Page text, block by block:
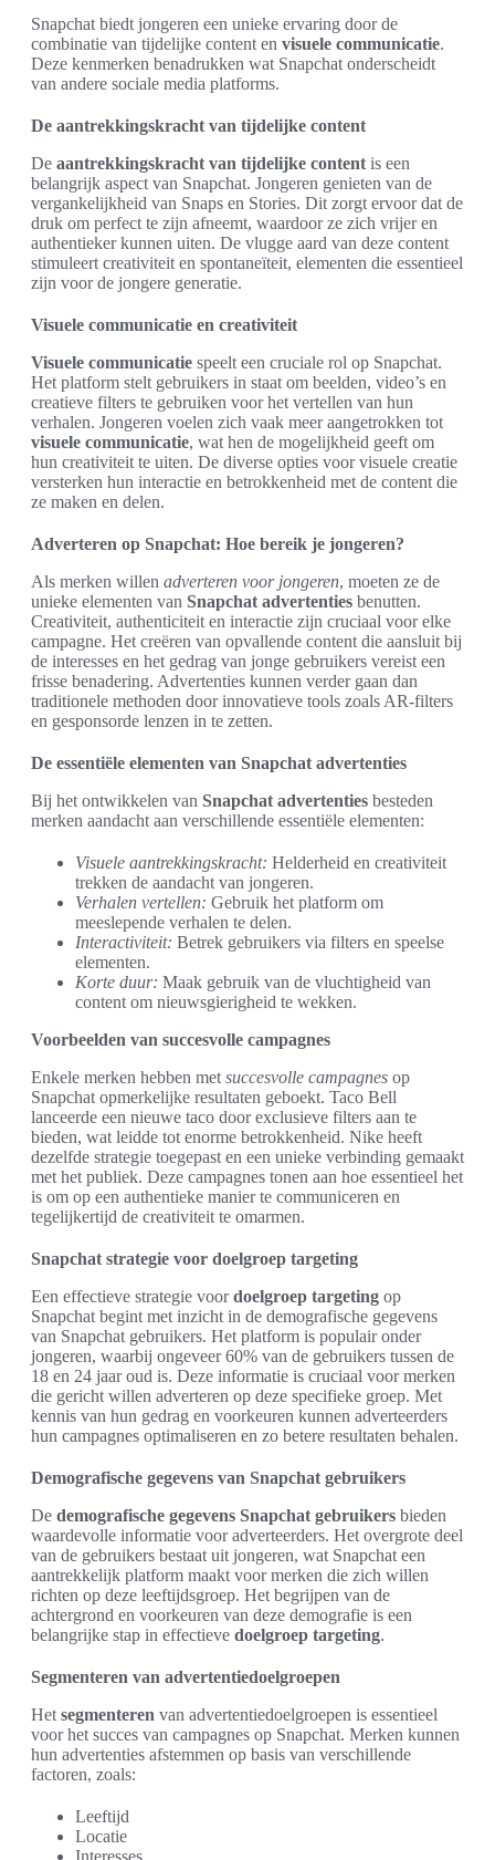
Snapchat biedt jongeren een unieke ervaring door de
combinatie van tijdelijke content en visuele communicatie.
Deze kenmerken benadrukken wat Snapchat onderscheidt
van andere sociale media platforms.
De aantrekkingskracht van tijdelijke content
De aantrekkingskracht van tijdelijke content is een
belangrijk aspect van Snapchat. Jongeren genieten van de
vergankelijkheid van Snaps en Stories. Dit zorgt ervoor dat de
druk om perfect te zijn afneemt, waardoor ze zich vrijer en
authentieker kunnen uiten. De vlugge aard van deze content
stimuleert creativiteit en spontaneïteit, elementen die essentieel
zijn voor de jongere generatie.
Visuele communicatie en creativiteit
Visuele communicatie speelt een cruciale rol op Snapchat.
Het platform stelt gebruikers in staat om beelden, video’s en
creatieve filters te gebruiken voor het vertellen van hun
verhalen. Jongeren voelen zich vaak meer aangetrokken tot
visuele communicatie, wat hen de mogelijkheid geeft om
hun creativiteit te uiten. De diverse opties voor visuele creatie
versterken hun interactie en betrokkenheid met de content die
ze maken en delen.
Adverteren op Snapchat: Hoe bereik je jongeren?
Als merken willen adverteren voor jongeren, moeten ze de
unieke elementen van Snapchat advertenties benutten.
Creativiteit, authenticiteit en interactie zijn cruciaal voor elke
campagne. Het creëren van opvallende content die aansluit bij
de interesses en het gedrag van jonge gebruikers vereist een
frisse benadering. Advertenties kunnen verder gaan dan
traditionele methoden door innovatieve tools zoals AR-filters
en gesponsorde lenzen in te zetten.
De essentiële elementen van Snapchat advertenties
Bij het ontwikkelen van Snapchat advertenties besteden
merken aandacht aan verschillende essentiële elementen:
Visuele aantrekkingskracht: Helderheid en creativiteit
trekken de aandacht van jongeren.
Verhalen vertellen: Gebruik het platform om
meeslepende verhalen te delen.
Interactiviteit: Betrek gebruikers via filters en speelse
elementen.
Korte duur: Maak gebruik van de vluchtigheid van
content om nieuwsgierigheid te wekken.
Voorbeelden van succesvolle campagnes
Enkele merken hebben met succesvolle campagnes op
Snapchat opmerkelijke resultaten geboekt. Taco Bell
lanceerde een nieuwe taco door exclusieve filters aan te
bieden, wat leidde tot enorme betrokkenheid. Nike heeft
dezelfde strategie toegepast en een unieke verbinding gemaakt
met het publiek. Deze campagnes tonen aan hoe essentieel het
is om op een authentieke manier te communiceren en
tegelijkertijd de creativiteit te omarmen.
Snapchat strategie voor doelgroep targeting
Een effectieve strategie voordoelgroep targeting op
Snapchat begint met inzicht in de demografische gegevens
van Snapchat gebruikers. Het platform is populair onder
jongeren, waarbij ongeveer 60% van de gebruikers tussen de
18 en 24 jaar oud is. Deze informatie is cruciaal voor merken
die gericht willen adverteren op deze specifieke groep. Met
kennis van hun gedrag en voorkeuren kunnen adverteerders
hun campagnes optimaliseren en zo betere resultaten behalen.
Demografische gegevens van Snapchat gebruikers
De demografische gegevens Snapchat gebruikers bieden
waardevolle informatie voor adverteerders. Het overgrote deel
van de gebruikers bestaat uit jongeren, wat Snapchat een
aantrekkelijk platform maakt voor merken die zich willen
richten op deze leeftijdsgroep. Het begrijpen van de
achtergrond en voorkeuren van deze demografie is een
belangrijke stap in effectieve doelgroep targeting.
Segmenteren van advertentiedoelgroepen
Het segmenteren van advertentiedoelgroepen is essentieel
voor het succes van campagnes op Snapchat. Merken kunnen
hun advertenties afstemmen op basis van verschillende
factoren, zoals:
Leeftijd
Locatie